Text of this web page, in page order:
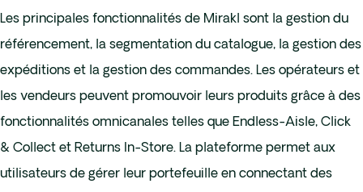
Les principales fonctionnalités de Mirakl sont la gestion du
référencement, la segmentation du catalogue, la gestion des
expéditions et la gestion des commandes. Les opérateurs et
les vendeurs peuvent promouvoir leurs produits grâce à des
fonctionnalités omnicanales telles que Endless-Aisle, Click
& Collect et Returns In-Store. La plateforme permet aux
utilisateurs de gérer leur portefeuille en connectant des